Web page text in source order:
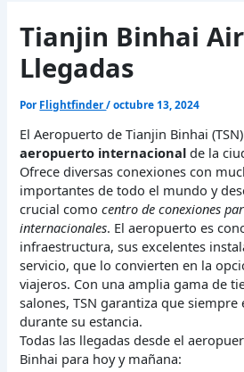
Tianjin Binhai
Llegadas
Por Flightfinder/octubre 13, 2024
El Aeropuerto de Tianjin Binhai
aeropuerto internacional de la
Ofrece diversas conexiones con
importantes de todo el mundo y
crucial comocentro de conexiones
internacionales. El aeropuerto es
infraestructura, sus excelentes
servicio, que lo convierten en la
viajeros. Con una amplia gama de
salones, TSN garantiza que
durante su estancia.
Todas las llegadas desde el
Binhai para hoy y mañana: